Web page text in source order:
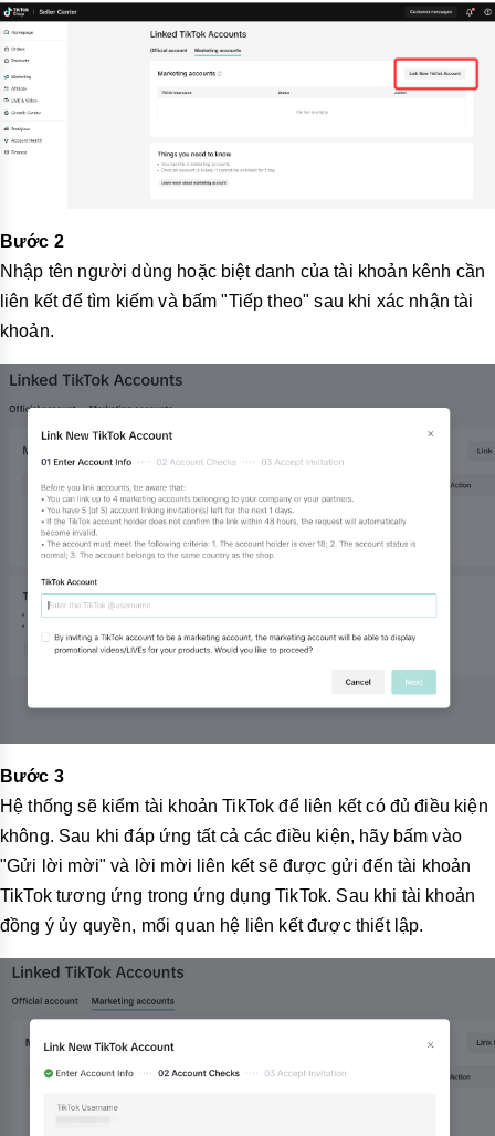
Bước 2
Nhập tên người dùng hoặc biệt danh của tài khoản kênh cần
liên kết để tìm kiếm và bấm "Tiếp theo" sau khi xác nhận tài
khoản.
Bước 3
Hệ thống sẽ kiểm tài khoản TikTok để liên kết có đủ điều kiện
không. Sau khi đáp ứng tất cả các điều kiện, hãy bấm vào
"Gửi lời mời" và lời mời liên kết sẽ được gửi đến tài khoản
TikTok tương ứng trong ứng dụng TikTok. Sau khi tài khoản
đồng ý ủy quyền, mối quan hệ liên kết được thiết lập.